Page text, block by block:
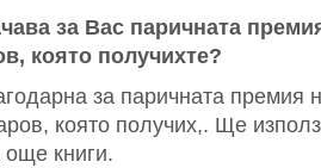
за Вас паричната
която получихте?
за паричната премия
която получих,. Ще
още книги.